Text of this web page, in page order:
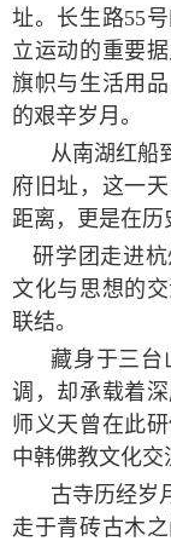
址。长生路55
立运动的重要
旗帜与生活用
的艰辛岁月。
从南湖红船
府旧址，这一
距离，更是在历
研学团走进杭
文化与思想的
联结。
藏身于三台
调，却承载着
师义天曾在此
中韩佛教文化交
古寺历经岁
走于青砖古木